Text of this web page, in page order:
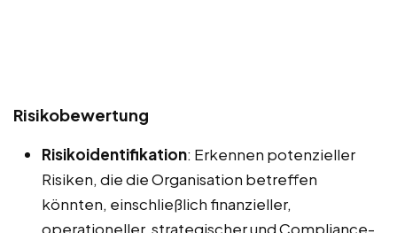
Risikobewertung
Risikoidentifikation: Erkennen potenzieller
Risiken, die die Organisation betreffen
könnten, einschließlich finanzieller,
operationeller, strategischer und Compliance-